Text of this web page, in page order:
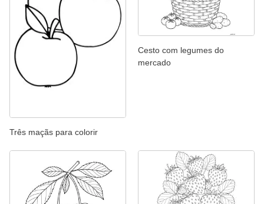
Três maçãs para colorir
Cesto com legumes do
mercado